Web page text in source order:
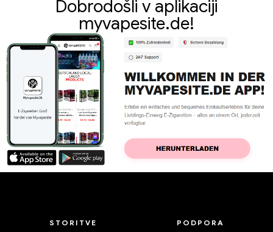
Dobrodošli v aplikaciji
myvapesite.de!
STORITVE PODPORA